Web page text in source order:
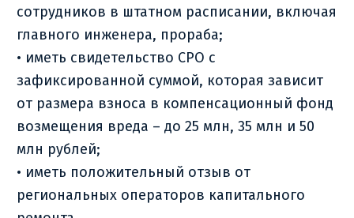
сотрудников в штатном расписании, включая
главного инженера, прораба;
• иметь свидетельство СРО с
зафиксированной суммой, которая зависит
от размера взноса в компенсационный фонд
возмещения вреда – до 25 млн, 35 млн и 50
млн рублей;
• иметь положительный отзыв от
региональных операторов капитального